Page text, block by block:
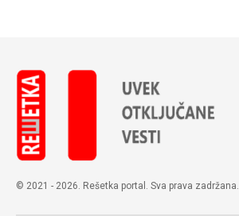
© 2021 - 2026. Rešetka portal. Sva prava zadržana.